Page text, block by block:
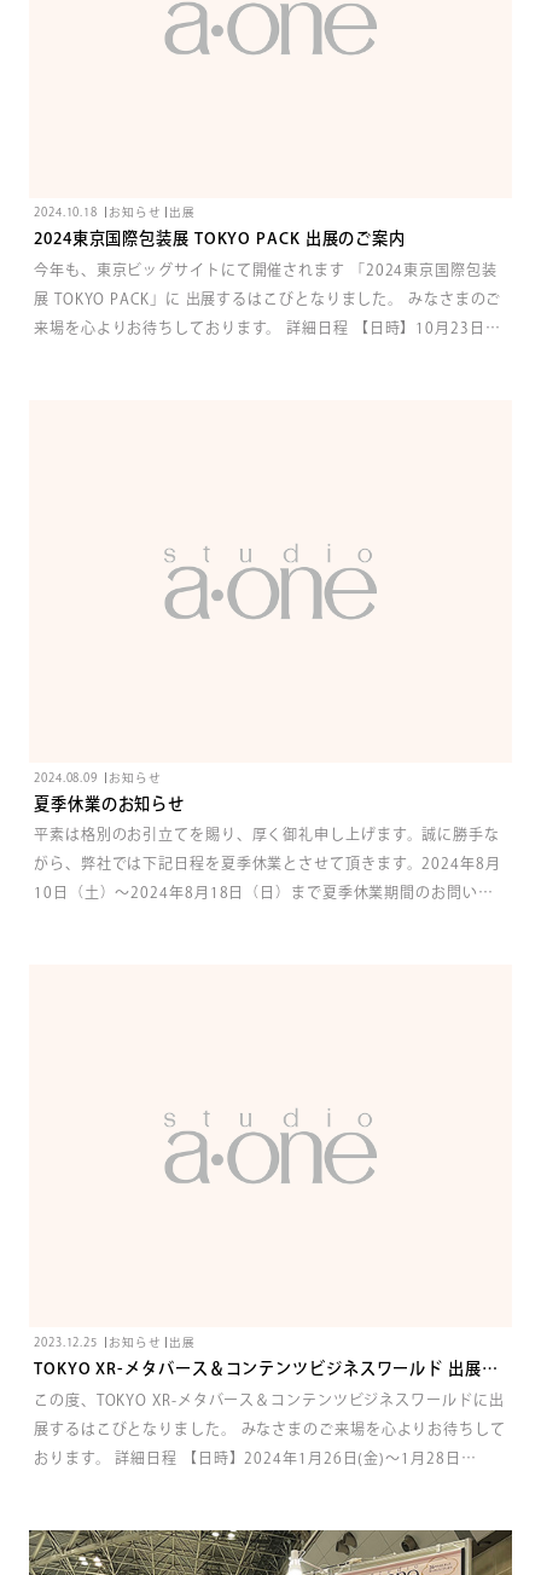
2024.10.18 お知らせ 出展
2024東京国際包装展 TOKYO PACK 出展のご案内
今年も、東京ビッグサイトにて開催されます 「2024東京国際包装
展 TOKYO PACK」に 出展するはこびとなりました。 みなさまのご
来場を心よりお待ちしております。 詳細日程 【日時】10月23日
2024.08.09 お知らせ
夏季休業のお知らせ
平素は格別のお引立てを賜り、厚く御礼申し上げます。誠に勝手な
がら、弊社では下記日程を夏季休業とさせて頂きます。2024年8月
10日（土）〜2024年8月18日（日）まで夏季休業期間のお問い合
2023.12.25 お知らせ 出展
TOKYO XR-メタバース＆コンテンツビジネスワールド 出展の
ご案内
この度、TOKYO XR-メタバース＆コンテンツビジネスワールドに出
展するはこびとなりました。 みなさまのご来場を心よりお待ちして
おります。 詳細日程 【日時】2024年1月26日(金)～1月28日